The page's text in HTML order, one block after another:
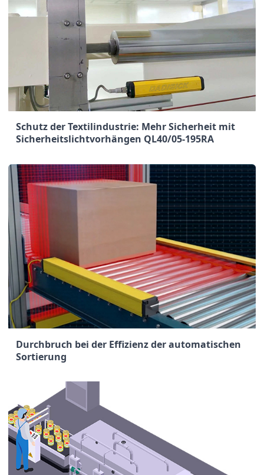
Schutz der Textilindustrie: Mehr Sicherheit mit
Sicherheitslichtvorhängen QL40/05-195RA
Durchbruch bei der Effizienz der automatischen
Sortierung